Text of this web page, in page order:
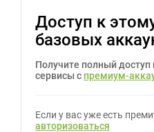
Доступ к
базовых
Получите полный
сервисы с премиум-
Если у вас уже есть
авторизоваться